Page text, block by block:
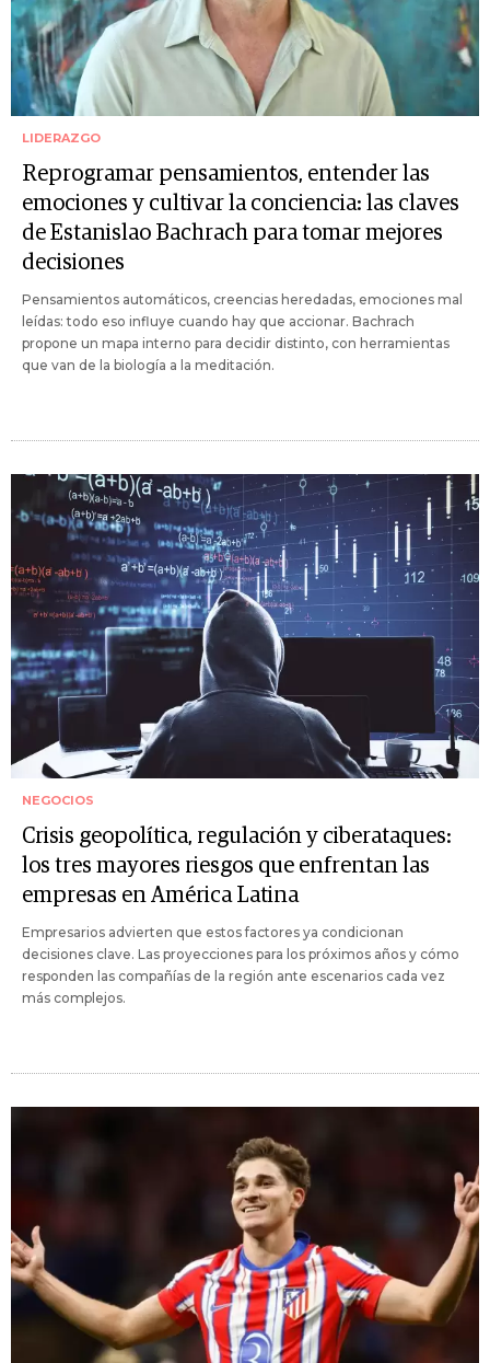
LIDERAZGO
Reprogramar pensamientos, entender las
emociones y cultivar la conciencia: las claves
de Estanislao Bachrach para tomar mejores
decisiones
Pensamientos automáticos, creencias heredadas, emociones mal
leídas: todo eso influye cuando hay que accionar. Bachrach
propone un mapa interno para decidir distinto, con herramientas
que van de la biología a la meditación.
NEGOCIOS
Crisis geopolítica, regulación y ciberataques:
los tres mayores riesgos que enfrentan las
empresas en América Latina
Empresarios advierten que estos factores ya condicionan
decisiones clave. Las proyecciones para los próximos años y cómo
responden las compañías de la región ante escenarios cada vez
más complejos.